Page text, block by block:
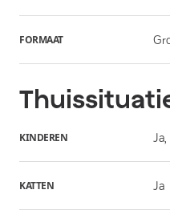
FORMAAT
KINDEREN Ja,
KATTEN Ja